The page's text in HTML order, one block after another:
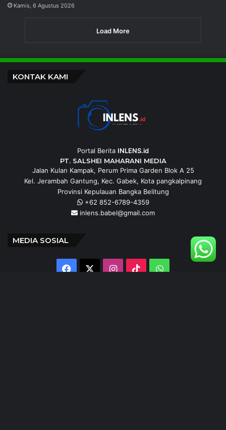
Kamis, 6 Agustus 2026
Load More
KONTAK KAMI
Portal Berita INLENS.id
PT. SALSHEI MAHARANI MEDIA
Jalan Kulan Kampak, Perum Prima Garden Blok A 25
Kel. Jerambah Gantung, Kec. Gabek, Kota pangkalpinang
Provinsi Kepulauan Bangka Belitung
+62 852-6789-4359
inlens.babel@gmail.com
MEDIA SOSIAL
Facebook Instagram
TikTokWhatsApp